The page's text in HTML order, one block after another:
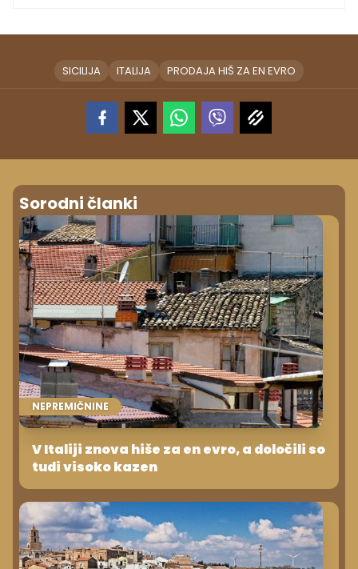
SICILIJA ITALIJA PRODAJA HIŠ ZA EN EVRO
Sorodni članki
NEPREMIČNINE
V Italiji znova hiše za en evro, a določili so
tudi visoko kazen